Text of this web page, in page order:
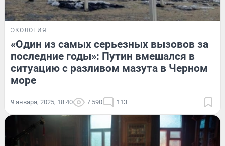
ЭКОЛОГИЯ
«Один из самых серьезных вызовов за
последние годы»: Путин вмешался в
ситуацию с разливом мазута в Черном
море
9 января, 2025, 18:40 7 590 113